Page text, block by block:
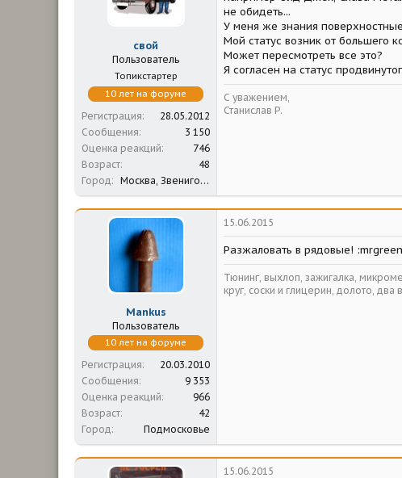
а
л
свой
Пользователь
Топикстартер
10 лет на форуме
Регистрация
28.05.2012
Сообщения
3 150
Оценка реакций
746
Возраст
48
Город
Москва, Звенигород
не обидеть...
У меня же знания
Мой статус возник от большего
Может пересмотреть все это?
Я согласен на статус
С уважением,
Станислав Р.
Mankus
Пользователь
10 лет на форуме
Регистрация
20.03.2010
Сообщения
9 353
Оценка реакций
966
Возраст
42
Город
Подмосковье
15.06.2015
Разжаловать в рядовые!
Тюнинг, выхлоп, зажигалка,
круг, соски и глицерин, долото, два
15.06.2015